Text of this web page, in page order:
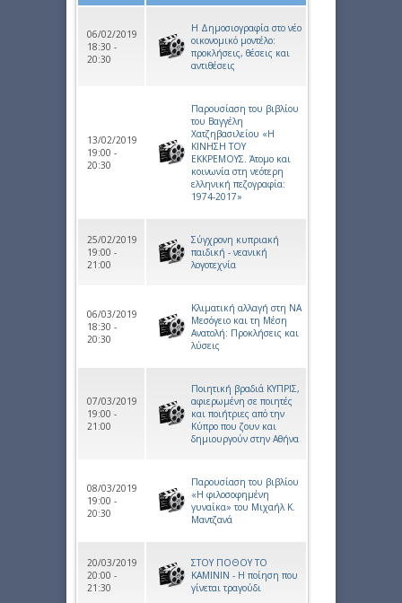
06/02/2019
18:30 -
20:30
Η Δημοσιογραφία στο νέο
οικονομικό μοντέλο:
προκλήσεις, θέσεις και
αντιθέσεις
13/02/2019
19:00 -
20:30
Παρουσίαση του βιβλίου
του Βαγγέλη
Χατζηβασιλείου «Η
ΚΙΝΗΣΗ ΤΟΥ
ΕΚΚΡΕΜΟΥΣ. Άτομο και
κοινωνία στη νεότερη
ελληνική πεζογραφία:
1974-2017»
25/02/2019
19:00 -
21:00
Σύγχρονη κυπριακή
παιδική - νεανική
λογοτεχνία
06/03/2019
18:30 -
20:30
Κλιματική αλλαγή στη ΝΑ
Μεσόγειο και τη Μέση
Ανατολή: Προκλήσεις και
λύσεις
07/03/2019
19:00 -
21:00
Ποιητική βραδιά ΚΥΠΡΙΣ,
αφιερωμένη σε ποιητές
και ποιήτριες από την
Κύπρο που ζουν και
δημιουργούν στην Αθήνα
08/03/2019
19:00 -
20:30
Παρουσίαση του βιβλίου
«Η φιλοσοφημένη
γυναίκα» του Μιχαήλ Κ.
Μαντζανά
20/03/2019
20:00 -
21:30
ΣΤΟΥ ΠΟΘΟΥ ΤΟ
ΚΑΜΙΝΙΝ - Η ποίηση που
γίνεται τραγούδι